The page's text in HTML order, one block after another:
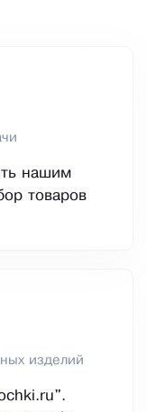
нашим
товаров
изделий